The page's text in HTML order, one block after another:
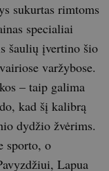
sukurtas rimtoms
specialiai
šaulių įvertino šio
varžybose.
– taip galima
kad šį kalibrą
dydžio žvėrims.
sporto, o
Lapua